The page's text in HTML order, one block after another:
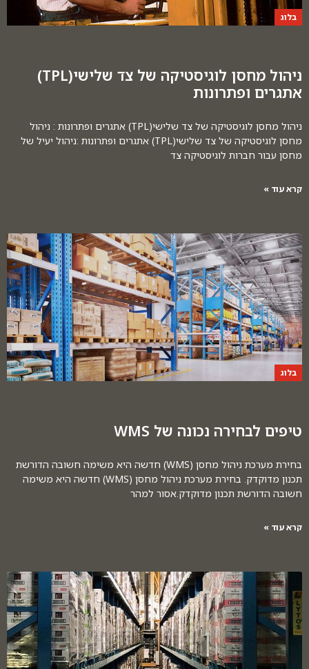
בלוג
ניהול מחסן לוגיסטיקה של צד שלישי(TPL)
אתגרים ופתרונות
ניהול מחסן לוגיסטיקה של צד שלישי(TPL) אתגרים ופתרונות : ניהול
מחסן לוגיסטיקה של צד שלישי(TPL) אתגרים ופתרונות :ניהול יעיל של
מחסן עבור חברות לוגיסטיקה צד
קרא עוד »
בלוג
טיפים לבחירה נכונה של WMS
בחירת מערכת ניהול מחסן (WMS) חדשה היא משימה חשובה הדורשת
תכנון מדוקדק. בחירת מערכת ניהול מחסן (WMS) חדשה היא משימה
חשובה הדורשת תכנון מדוקדק.אסור למהר
קרא עוד »